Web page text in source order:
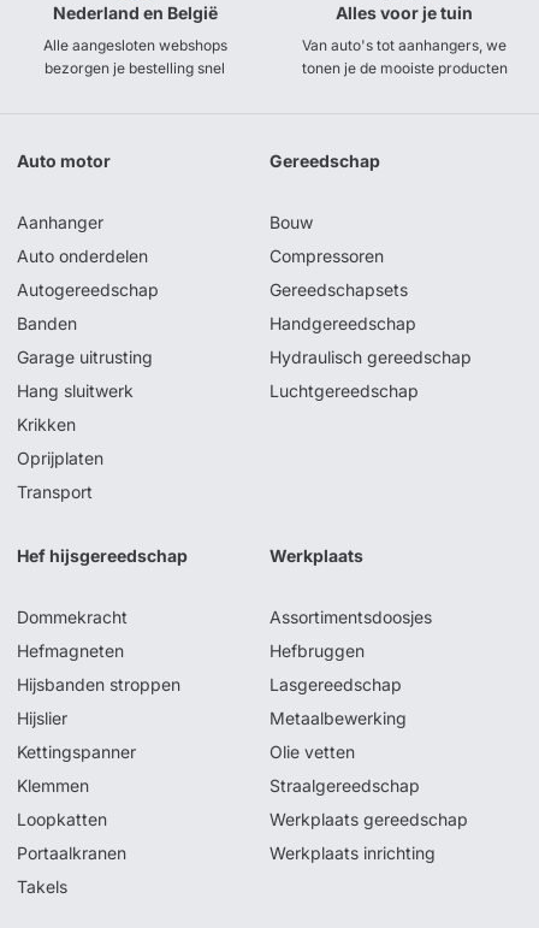
Nederland en België
Alle aangesloten webshops
bezorgen je bestelling snel
Alles voor je tuin
Van auto's tot aanhangers, we
tonen je de mooiste producten
Auto motor
Aanhanger
Auto onderdelen
Autogereedschap
Banden
Garage uitrusting
Hang sluitwerk
Krikken
Oprijplaten
Transport
Gereedschap
Bouw
Compressoren
Gereedschapsets
Handgereedschap
Hydraulisch gereedschap
Luchtgereedschap
Hef hijsgereedschap
Dommekracht
Hefmagneten
Hijsbanden stroppen
Hijslier
Kettingspanner
Klemmen
Loopkatten
Portaalkranen
Takels
Werkplaats
Assortimentsdoosjes
Hefbruggen
Lasgereedschap
Metaalbewerking
Olie vetten
Straalgereedschap
Werkplaats gereedschap
Werkplaats inrichting